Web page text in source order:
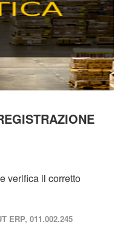
verifica il corretto
ERP, 011.002.245